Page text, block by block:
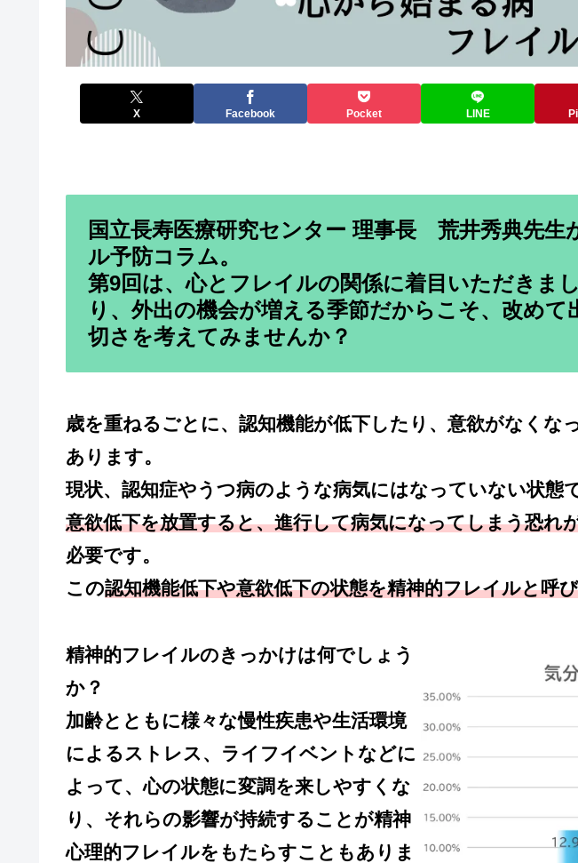
X Facebook Pocket LINE
国立長寿医療研究センター 理事長 荒井秀典先生
ル予防コラム。
第9回は、心とフレイルの関係に着目いただきま
り、外出の機会が増える季節だからこそ、改めて
切さを考えてみませんか？
歳を重ねるごとに、認知機能が低下したり、意欲がなくな
あります。
現状、認知症やうつ病のような病気にはなっていない状態で
意欲低下を放置すると、進行して病気になってしまう恐れ
必要です。
この認知機能低下や意欲低下の状態を精神的フレイルと呼
精神的フレイルのきっかけは何でしょう
か？
加齢とともに様々な慢性疾患や生活環境
によるストレス、ライフイベントなどに
よって、心の状態に変調を来しやすくな
り、それらの影響が持続することが精神
心理的フレイルをもたらすこともありま